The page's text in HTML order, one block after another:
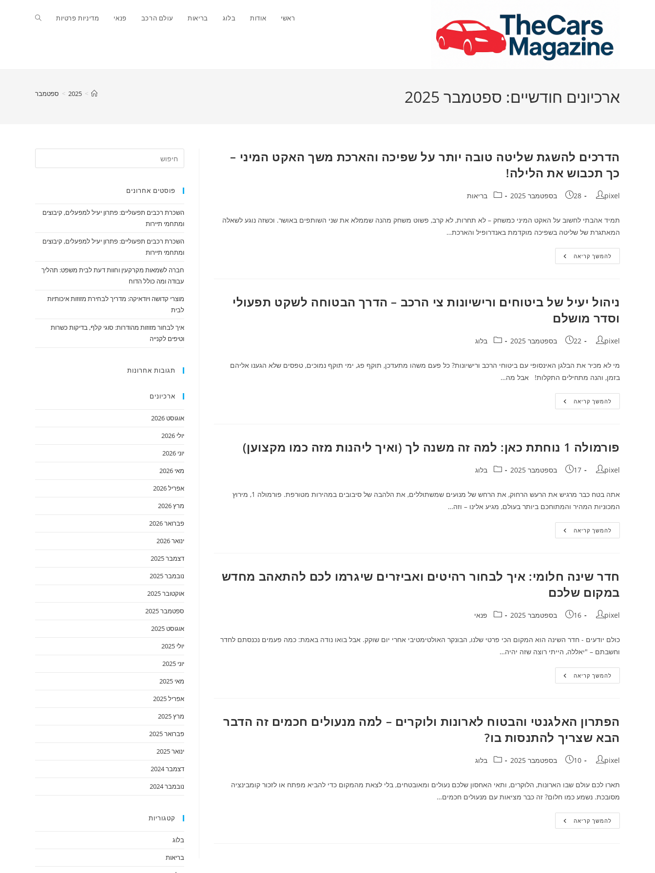
ראשי אודות בלוג בריאות עולם הרכב פנאי מדיניות פרטיות Toggle
search ארכיונים חודשיים: ספטמבר 2025 >
2025
> ספטמבר
הדרכים להשגת שליטה טובה יותר על שפיכה והארכת משך האקט המיני –
כך תכבוש את הלילה!
מחבר:
pixel פורסם:
28 בספטמבר 2025 קטגוריה:בריאות
תמיד אהבתי לחשוב על האקט המיני כמשחק – לא תחרות, לא קרב, פשוט משחק מהנה שממלא את שני השותפים באושר. וכשזה נוגע לשאלה
המאתגרת של שליטה בשפיכה מוקדמת באנדרופיל והארכת…
להמשך קריאההדרכים
להשגת
שפיכה
והארכת
משך
האקט
המיני
כך
תכבוש
ניהול יעיל של ביטוחים ורישיונות צי הרכב – הדרך הבטוחה לשקט תפעולי
וסדר מושלם
מחבר:
pixel פורסם:
22 בספטמבר 2025 קטגוריה:
בלוג
מי לא מכיר את הבלגן האינסופי עם ביטוחי הרכב ורישיונות? כל פעם משהו מתעדכן, תוקף פג, ימי תוקף נמוכים, טפסים שלא הגענו אליהם
בזמן, והנה מתחילים התקלות! אבל מה…
להמשך קריאהניהול
יעיל
הרכב
הבטוחה
לשקט
תפעולי
פורמולה 1 נוחתת כאן: למה זה משנה לך (ואיך ליהנות מזה כמו מקצוען)
מחבר:
pixel פורסם:
17 בספטמבר 2025 קטגוריה:
בלוג
אתה בטח כבר מרגיש את הרעש הרחוק, את הרחש של מנועים שמשתוללים, את הלהבה של סיבובים במהירות מטורפת. פורמולה 1, מירוץ
המכוניות המהיר והמתוחכם ביותר בעולם, מגיע אלינו – וזה…
להמשך קריאהפורמולה
1
לך
(ואיך
ליהנות
מזה
מקצוען)
חדר שינה חלומי: איך לבחור רהיטים ואביזרים שיגרמו לכם להתאהב מחדש
במקום שלכם
מחבר:
pixel פורסם:
16 בספטמבר 2025 קטגוריה:
פנאי
כולם יודעים - חדר השינה הוא המקום הכי פרטי שלנו, הבונקר האולטימטיבי אחרי יום שוקק. אבל בואו נודה באמת: כמה פעמים נכנסתם לחדר
וחשבתם – "יאללה, הייתי רוצה שזה יהיה…
להמשך קריאהחדר
שינה
ואביזרים
שיגרמו
להתאהב
מחדש
שלכם
הפתרון האלגנטי והבטוח לארונות ולוקרים – למה מנעולים חכמים זה הדבר
הבא שצריך להתנסות בו?
מחבר:
pixel פורסם:
10 בספטמבר 2025 קטגוריה:
בלוג
תארו לכם עולם שבו הארונות, הלוקרים, ותאי האחסון שלכם נעולים ומאובטחים, בלי לצאת מהמקום כדי להביא מפתח או לזכור קומבינציה
מסובכת. נשמע כמו חלום? זה כבר מציאות עם מנעולים חכמים…
להמשך קריאההפתרון
האלגנטי
פוסטים אחרונים
השכרת רכבים תפעוליים: פתרון יעיל למפעלים, קיבוצים
ומתחמי תיירות
השכרת רכבים תפעוליים: פתרון יעיל למפעלים, קיבוצים
ומתחמי תיירות
חברה לשמאות מקרקעין וחוות דעת לבית משפט: תהליך
עבודה ומה כולל הדוח
מוצרי קדושה ויודאיקה: מדריך לבחירת מזוזות איכותיות
לבית
איך לבחור מזוזות מהודרות: סוגי קלף, בדיקות כשרות
וטיפים לקנייה
תגובות אחרונות
ארכיונים
אוגוסט 2026
יולי 2026
יוני 2026
מאי 2026
אפריל 2026
מרץ 2026
פברואר 2026
ינואר 2026
דצמבר 2025
נובמבר 2025
אוקטובר 2025
ספטמבר 2025
אוגוסט 2025
יולי 2025
יוני 2025
מאי 2025
אפריל 2025
מרץ 2025
פברואר 2025
ינואר 2025
דצמבר 2024
נובמבר 2024
קטגוריות
בלוג
בריאות